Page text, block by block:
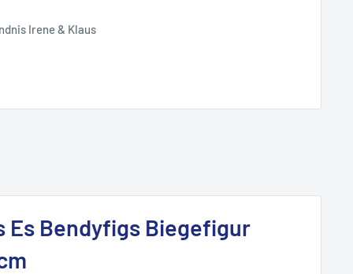
Irene & Klaus
Es Bendyfigs Biegefigur